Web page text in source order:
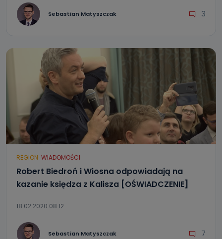
Sebastian Matyszczak 3
REGION WIADOMOŚCI
Robert Biedroń i Wiosna odpowiadają na
kazanie księdza z Kalisza [OŚWIADCZENIE]
18.02.2020 08:12
Sebastian Matyszczak 7